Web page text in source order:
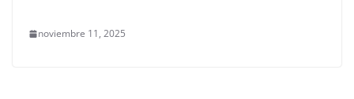
noviembre 11, 2025